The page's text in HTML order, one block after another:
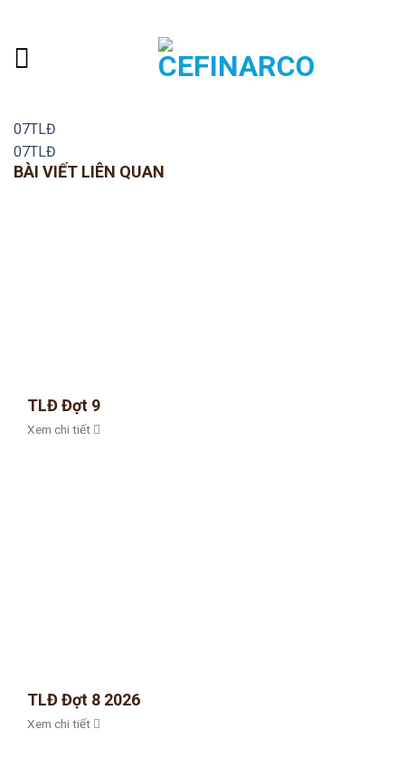
content
07TLĐ
07TLĐ
BÀI VIẾT LIÊN QUAN
TLĐ Đợt 9
Xem chi tiết
TLĐ Đợt 8 2026
Xem chi tiết